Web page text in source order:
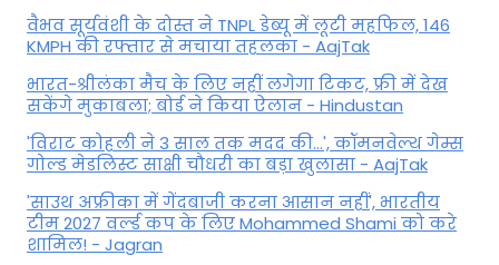
वैभव सूर्यवंशी के दोस्त ने TNPL डेब्यू में लूटी महफिल, 146
KMPH की रफ्तार से मचाया तहलका - AajTak
भारत-श्रीलंका मैच के लिए नहीं लगेगा टिकट, फ्री में देख
सकेंगे मुकाबला; बोर्ड ने किया ऐलान - Hindustan
'विराट कोहली ने 3 साल तक मदद की...', कॉमनवेल्थ गेम्स
गोल्ड मेडलिस्ट साक्षी चौधरी का बड़ा खुलासा - AajTak
'साउथ अफ्रीका में गेंदबाजी करना आसान नहीं', भारतीय
टीम 2027 वर्ल्‍ड कप के लिए Mohammed Shami को करे
शामिल! - Jagran